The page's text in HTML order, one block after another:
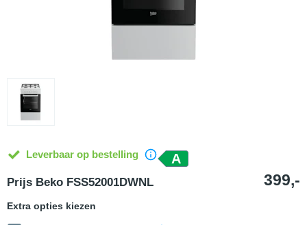
Leverbaar op bestelling A
Prijs Beko FSS52001DWNL 399,-
Extra opties kiezen